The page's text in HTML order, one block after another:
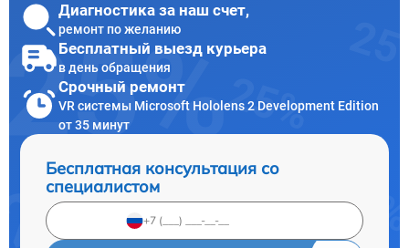
Диагностика за наш счет,
ремонт по желанию
Бесплатный выезд курьера
в день обращения
Срочный ремонт
VR системы Microsoft Hololens 2 Development Edition
от 35 минут
Бесплатная консультация со
специалистом